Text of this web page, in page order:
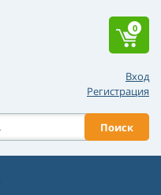
Вход
Регистрация
Поиск
0